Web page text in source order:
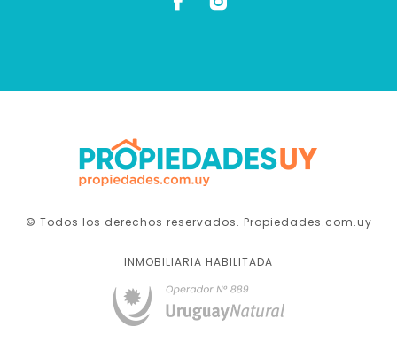
© Todos los derechos reservados. Propiedades.com.uy
INMOBILIARIA HABILITADA